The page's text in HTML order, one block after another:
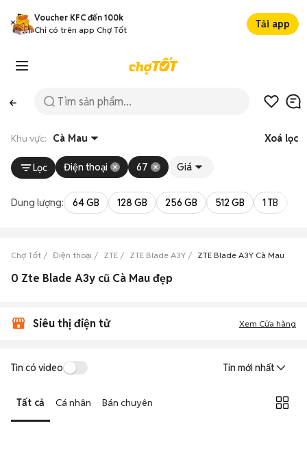
Voucher KFC đến 100k
Chỉ có trên app Chợ Tốt
Tải app
Khu vực: Cà Mau Xoá lọc
Lọc Điện thoại 67 Giá
Dung lượng: 64 GB 128 GB 256 GB 512 GB 1 TB
Chợ Tốt Điện thoại ZTE ZTE Blade A3Y ZTE Blade A3Y Cà Mau
0 Zte Blade A3y cũ Cà Mau đẹp
Siêu thị điện tử Xem Cửa hàng
Tin có video Tin mới nhất
Tất cả Cá nhân Bán chuyên